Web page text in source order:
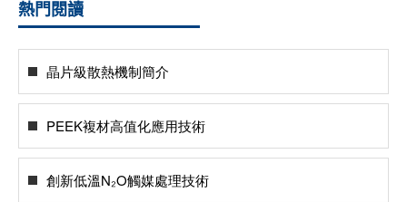
熱門閱讀
晶片級散熱機制簡介
PEEK複材高值化應用技術
創新低溫N₂O觸媒處理技術